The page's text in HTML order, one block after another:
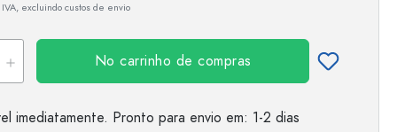
excluindo custos de envio
No carrinho de compras
imediatamente. Pronto para envio em: 1-2 dias